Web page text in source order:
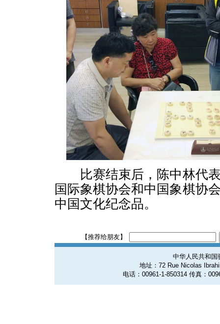
比赛结束后，陈中林代表
国际象棋协会和中国象棋协
中国文化纪念品。
【推荐给朋友】
中华人民共和国
地址：72 Rue Nicolas
电话：00961-1-850314 传真：